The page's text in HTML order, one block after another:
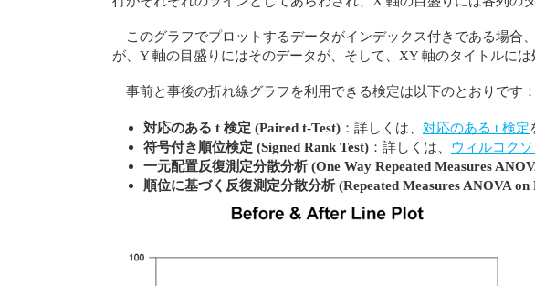
このグラフでプロットするデータがインデックス付きである場
が、Y 軸の目盛りにはそのデータが、そして、XY 軸のタイトルに
事前と事後の折れ線グラフを利用できる検定は以下のとおりです：
対応のある t 検定 (Paired t-Test) ：詳しくは、 対応のある t 検定
符号付き順位検定 (Signed Rank Test) ：詳しくは、 ウィルコク
一元配置反復測定分散分析 (One Way Repeated Measures
順位に基づく反復測定分散分析 (Repeated Measures ANOVA on